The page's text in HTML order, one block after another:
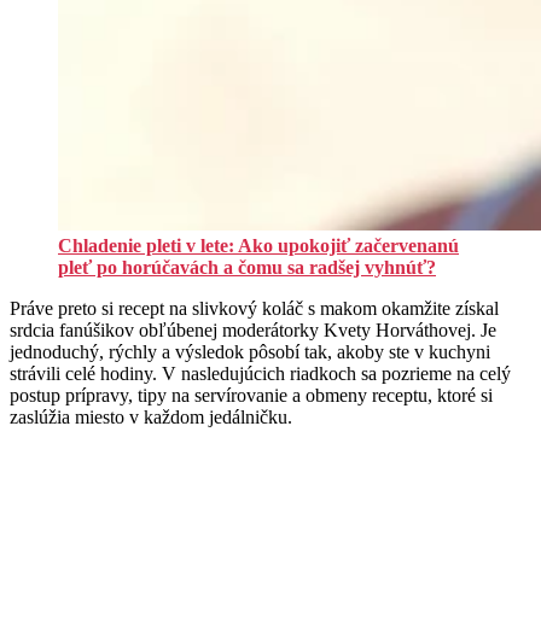
Chladenie pleti v lete: Ako upokojiť začervenanú
pleť po horúčavách a čomu sa radšej vyhnúť?
Práve preto si recept na slivkový koláč s makom okamžite získal
srdcia fanúšikov obľúbenej moderátorky Kvety Horváthovej. Je
jednoduchý, rýchly a výsledok pôsobí tak, akoby ste v kuchyni
strávili celé hodiny. V nasledujúcich riadkoch sa pozrieme na celý
postup prípravy, tipy na servírovanie a obmeny receptu, ktoré si
zaslúžia miesto v každom jedálničku.